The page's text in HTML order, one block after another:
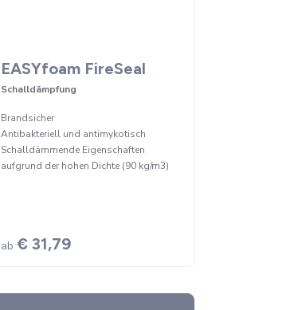
EASYfoam FireSeal
Schalldämpfung
Brandsicher
Antibakteriell und antimykotisch
Schalldämmende Eigenschaften
aufgrund der hohen Dichte (90 kg/m3)
ab € 31,79